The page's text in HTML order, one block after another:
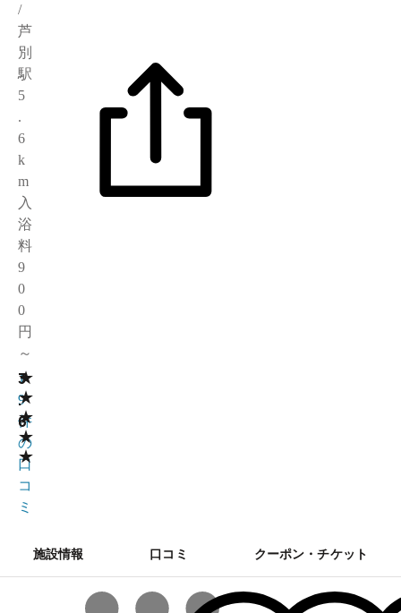
/
芦
別
駅
5
.
6
k
m
入
浴
料
9
0
0
円
～
★
★
★
★
★
3
.
6
1
9
件
の
口
コ
ミ
施設情報 口コミ クーポン・チケット